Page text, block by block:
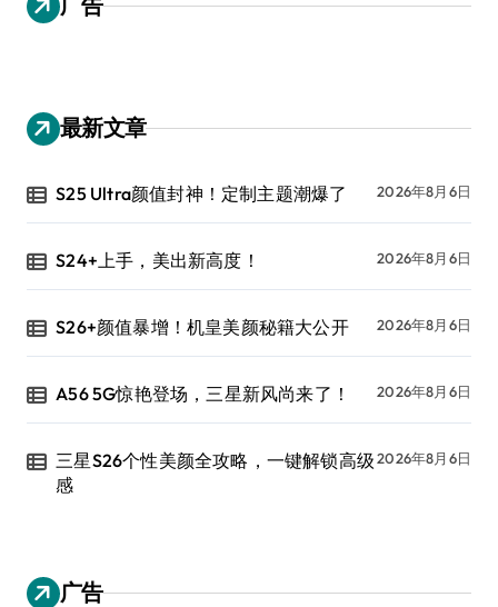
最新文章
S25 Ultra颜值封神！定制主题潮爆了 2026年8月6日
S24+上手，美出新高度！ 2026年8月6日
S26+颜值暴增！机皇美颜秘籍大公开 2026年8月6日
A56 5G惊艳登场，三星新风尚来了！ 2026年8月6日
三星S26个性美颜全攻略，一键解锁高级
感
2026年8月6日
广告